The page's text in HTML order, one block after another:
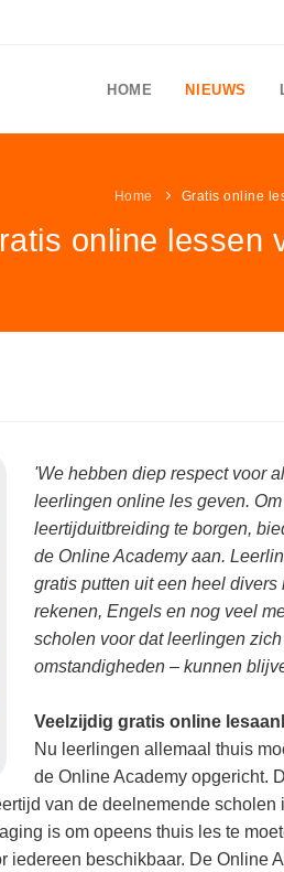
HOME NIEUWS
Home Gratis online
online lessen
'We hebben diep respect voor
leerlingen online les geven.
leertijduitbreiding te borgen,
de Online Academy aan.
gratis putten uit een heel
rekenen, Engels en nog veel
scholen voor dat leerlingen
omstandigheden – kunnen
Veelzijdig gratis online
Nu leerlingen allemaal thuis
de Online Academy opgericht.
van de deelnemende scholen
is om opeens thuis les te
iedereen beschikbaar. De Online